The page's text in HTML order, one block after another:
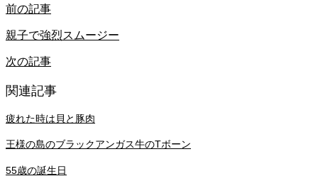
前の記事
親子で強烈スムージー
次の記事
関連記事
疲れた時は貝と豚肉
王様の島のブラックアンガス牛のTボーン
55歳の誕生日